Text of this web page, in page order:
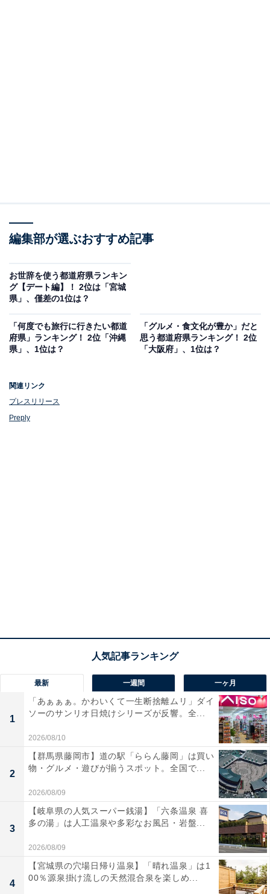
編集部が選ぶおすすめ記事
お世辞を使う都道府県ランキン
グ【デート編】！ 2位は「宮城
県」、僅差の1位は？
「何度でも旅行に行きたい都道
府県」ランキング！ 2位「沖縄
県」、1位は？
「グルメ・食文化が豊か」だと
思う都道府県ランキング！ 2位
「大阪府」、1位は？
関連リンク
プレスリリース
Preply
最新 一週間 一ヶ月
1
「あぁぁぁ。かわいくて一生断捨離ムリ」ダイ
ソーのサンリオ日焼けシリーズが反響。全...
2026/08/10
2
【群馬県藤岡市】道の駅「ららん藤岡」は買い
物・グルメ・遊びが揃うスポット。全国で...
2026/08/09
3
【岐阜県の人気スーパー銭湯】「六条温泉 喜
多の湯」は人工温泉や多彩なお風呂・岩盤...
2026/08/09
4
【宮城県の穴場日帰り温泉】「晴れ温泉」は1
00％源泉掛け流しの天然混合泉を楽しめ...